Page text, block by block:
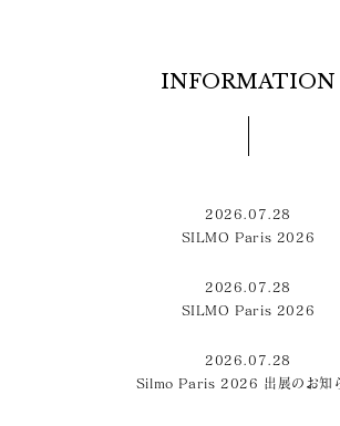
INFORMATION
2026.07.28
SILMO Paris 2026
2026.07.28
SILMO Paris 2026
2026.07.28
Silmo Paris 2026 出展のお知